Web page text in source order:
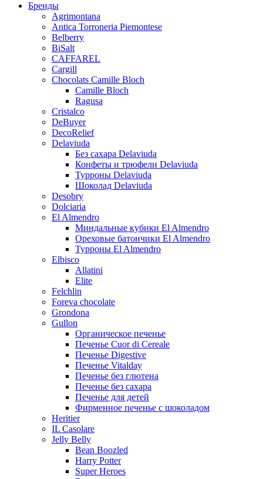
Бренды
Agrimontana
Antica Torroneria Piemontese
Belberry
BiSalt
CAFFAREL
Cargill
Chocolats Camille Bloch
Camille Bloch
Ragusa
Cristalco
DeBuyer
DecoRelief
Delaviuda
Без сахара Delaviuda
Конфеты и трюфели Delaviuda
Турроны Delaviuda
Шоколад Delaviuda
Desobry
Dolciaria
El Almendro
Миндальные кубики El Almendro
Ореховые батончики El Almendro
Турроны El Almendro
Elbisco
Allatini
Elite
Felchlin
Foreva chocolate
Grondona
Gullon
Органическое печенье
Печенье Cuor di Cereale
Печенье Digestive
Печенье Vitalday
Печенье без глютена
Печенье без сахара
Печенье для детей
Фирменное печенье с шоколадом
Heritier
IL Casolare
Jelly Belly
Bean Boozled
Harry Potter
Super Heroes